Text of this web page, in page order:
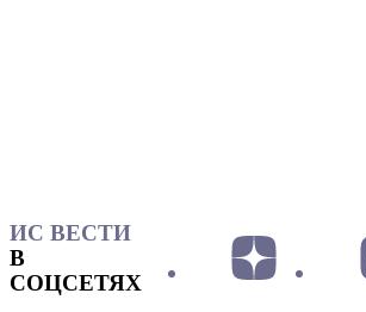
ИС ВЕСТИ
В
СОЦСЕТЯХ